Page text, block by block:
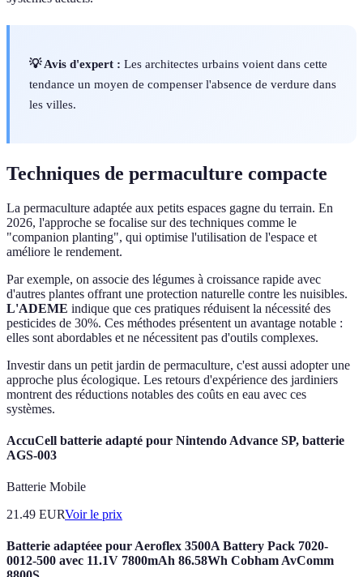
💡 Avis d'expert : Les architectes urbains voient dans cette
tendance un moyen de compenser l'absence de verdure dans
les villes.
Techniques de permaculture compacte
La permaculture adaptée aux petits espaces gagne du terrain. En
2026, l'approche se focalise sur des techniques comme le
"companion planting", qui optimise l'utilisation de l'espace et
améliore le rendement.
Par exemple, on associe des légumes à croissance rapide avec
d'autres plantes offrant une protection naturelle contre les nuisibles.
L'ADEME indique que ces pratiques réduisent la nécessité des
pesticides de 30%. Ces méthodes présentent un avantage notable :
elles sont abordables et ne nécessitent pas d'outils complexes.
Investir dans un petit jardin de permaculture, c'est aussi adopter une
approche plus écologique. Les retours d'expérience des jardiniers
montrent des réductions notables des coûts en eau avec ces
systèmes.
AccuCell batterie adapté pour Nintendo Advance SP, batterie
AGS-003
Batterie Mobile
21.49 EURVoir le prix
Batterie adaptéee pour Aeroflex 3500A Battery Pack 7020-
0012-500 avec 11.1V 7800mAh 86.58Wh Cobham AvComm